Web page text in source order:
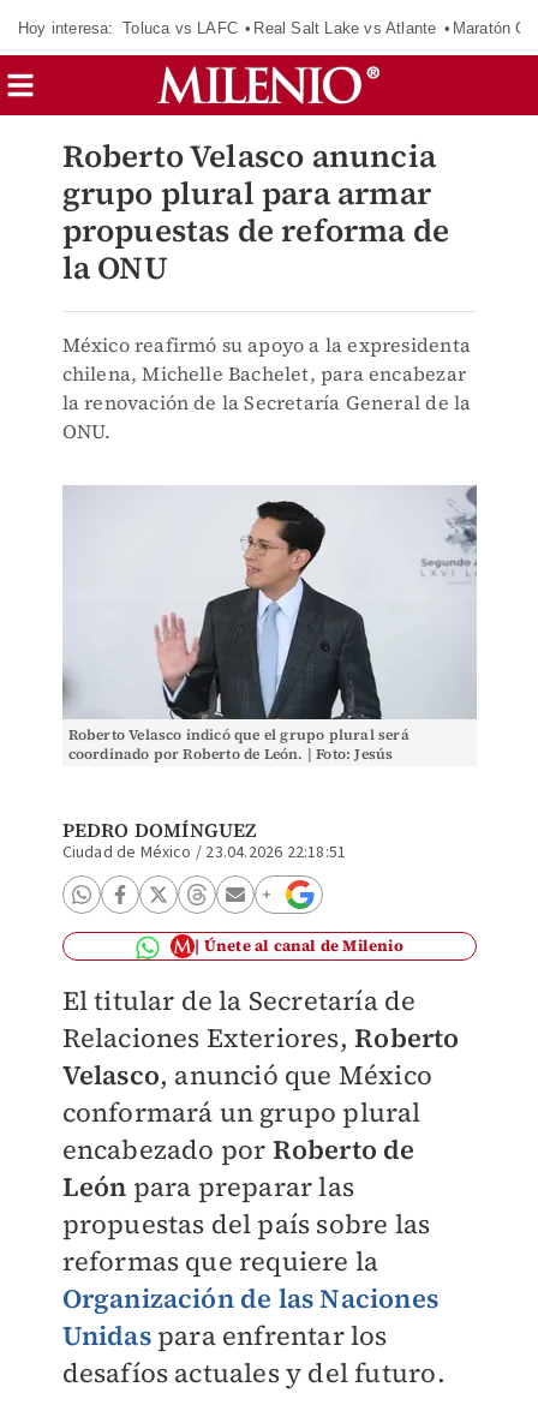
Hoy interesa: Toluca vs LAFC Real Salt Lake vs Atlante Maratón
Roberto Velasco anuncia
grupo plural para armar
propuestas de reforma de
la ONU
México reafirmó su apoyo a la expresidenta
chilena, Michelle Bachelet, para encabezar
la renovación de la Secretaría General de la
ONU.
Roberto Velasco indicó que el grupo plural será
coordinado por Roberto de León. | Foto: Jesús
PEDRO DOMÍNGUEZ
Ciudad de México / 23.04.2026 22:18:51
Únete al canal de Milenio
El titular de la Secretaría de
Relaciones Exteriores,Roberto
Velasco, anunció que México
conformará un grupo plural
encabezado por Roberto de
León para preparar las
propuestas del país sobre las
reformas que requiere la
Organización de las Naciones
Unidaspara enfrentar los
desafíos actuales y del futuro.